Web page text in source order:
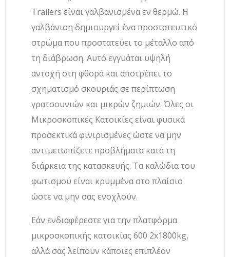
Trailers είναι γαλβανισμένα εν θερμώ. Η
γαλβάνιση δημιουργεί ένα προστατευτικό
στρώμα που προστατεύει το μέταλλο από
τη διάβρωση. Αυτό εγγυάται υψηλή
αντοχή στη φθορά και αποτρέπει το
σχηματισμό σκουριάς σε περίπτωση
γρατσουνιών και μικρών ζημιών. Όλες οι
Μικροσκοπικές Κατοικίες είναι φυσικά
προσεκτικά φινιρισμένες ώστε να μην
αντιμετωπίζετε προβλήματα κατά τη
διάρκεια της κατασκευής. Τα καλώδια του
φωτισμού είναι κρυμμένα στο πλαίσιο
ώστε να μην σας ενοχλούν.
Εάν ενδιαφέρεστε για την πλατφόρμα
μικροσκοπικής κατοικίας 600 2x1800kg,
αλλά σας λείπουν κάποιες επιπλέον